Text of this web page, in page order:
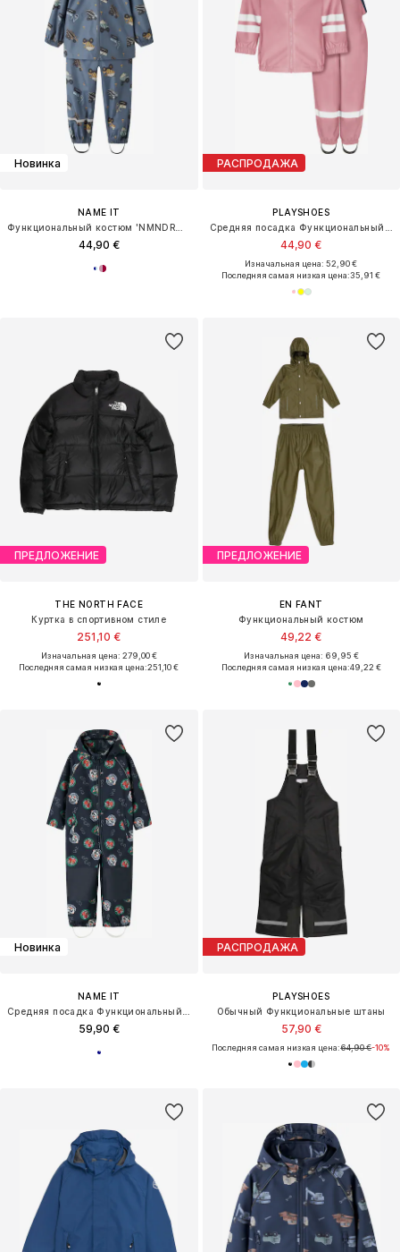
Новинка
NAME IT
44,90 €
РАСПРОДАЖА
PLAYSHOES
44,90 €
Изначальная цена: 52,90 €
Последняя самая низкая цена:35,91 €
ПРЕДЛОЖЕНИЕ
THE NORTH FACE
Куртка в спортивном стиле
251,10 €
Изначальная цена: 279,00 €
Последняя самая низкая цена:251,10 €
ПРЕДЛОЖЕНИЕ
EN FANT
Функциональный костюм
49,22 €
Изначальная цена: 69,95 €
Последняя самая низкая цена:49,22 €
Новинка
NAME IT
59,90 €
РАСПРОДАЖА
PLAYSHOES
Обычный Функциональные штаны
57,90 €
Последняя самая низкая цена:64,90 €-10%